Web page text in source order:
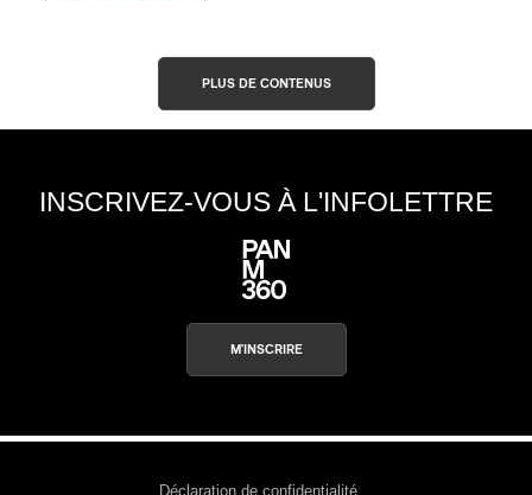
PLUS DE CONTENUS
INSCRIVEZ-VOUS À L'INFOLETTRE
M'INSCRIRE
Déclaration de confidentialité